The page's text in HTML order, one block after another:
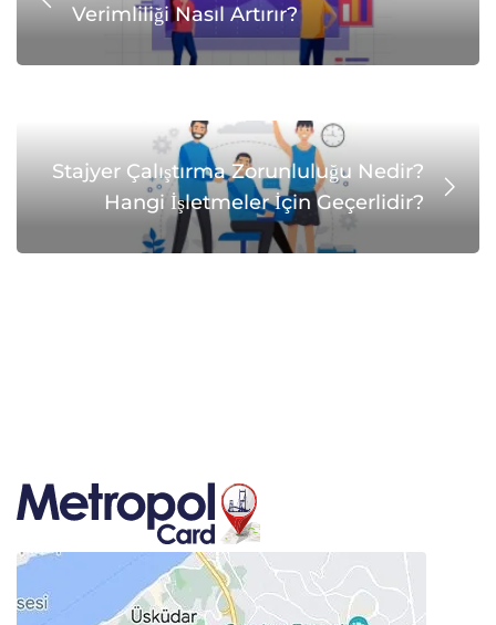
Verimliliği Nasıl Artırır?
Stajyer Çalıştırma Zorunluluğu Nedir?
Hangi İşletmeler İçin Geçerlidir?